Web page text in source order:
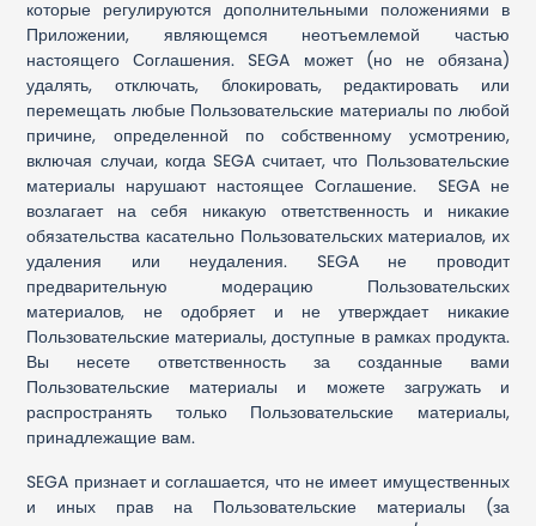
которые регулируются дополнительными положениями в
Приложении, являющемся неотъемлемой частью
настоящего Соглашения. SEGA может (но не обязана)
удалять, отключать, блокировать, редактировать или
перемещать любые Пользовательские материалы по любой
причине, определенной по собственному усмотрению,
включая случаи, когда SEGA считает, что Пользовательские
материалы нарушают настоящее Соглашение. SEGA не
возлагает на себя никакую ответственность и никакие
обязательства касательно Пользовательских материалов, их
удаления или неудаления. SEGA не проводит
предварительную модерацию Пользовательских
материалов, не одобряет и не утверждает никакие
Пользовательские материалы, доступные в рамках продукта.
Вы несете ответственность за созданные вами
Пользовательские материалы и можете загружать и
распространять только Пользовательские материалы,
принадлежащие вам.
SEGA признает и соглашается, что не имеет имущественных
и иных прав на Пользовательские материалы (за